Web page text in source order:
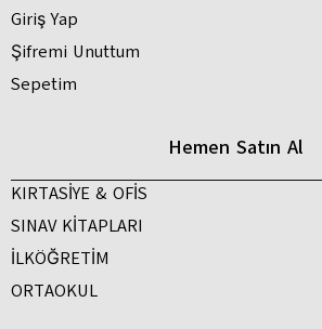
Giriş Yap
Şifremi Unuttum
Sepetim
Hemen Satın Al
KIRTASİYE & OFİS
SINAV KİTAPLARI
İLKÖĞRETİM
ORTAOKUL